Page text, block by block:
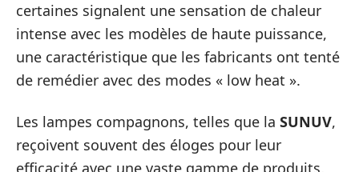
certaines signalent une sensation de chaleur
intense avec les modèles de haute puissance,
une caractéristique que les fabricants ont tenté
de remédier avec des modes « low heat ».
Les lampes compagnons, telles que la SUNUV,
reçoivent souvent des éloges pour leur
efficacité avec une vaste gamme de produits,